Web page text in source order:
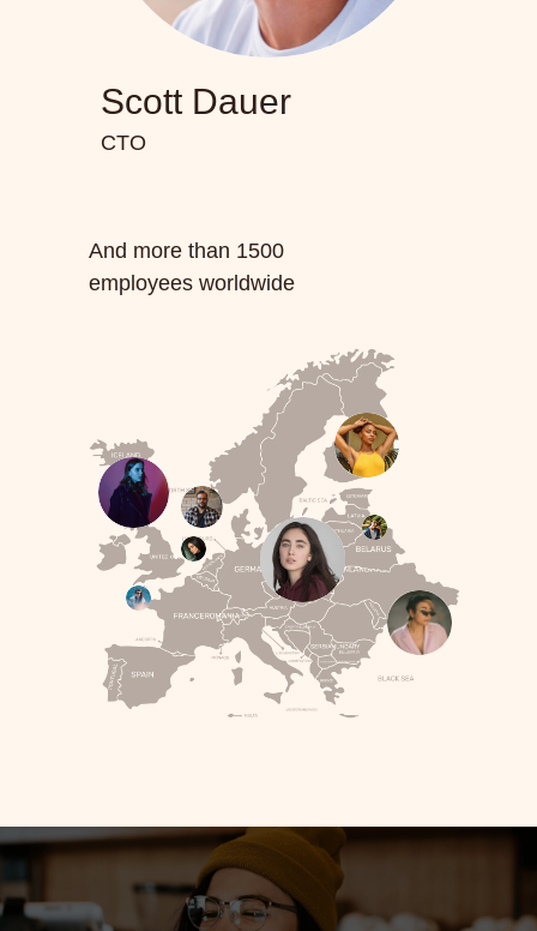
Scott Dauer
CTO
And more than 1500
employees worldwide